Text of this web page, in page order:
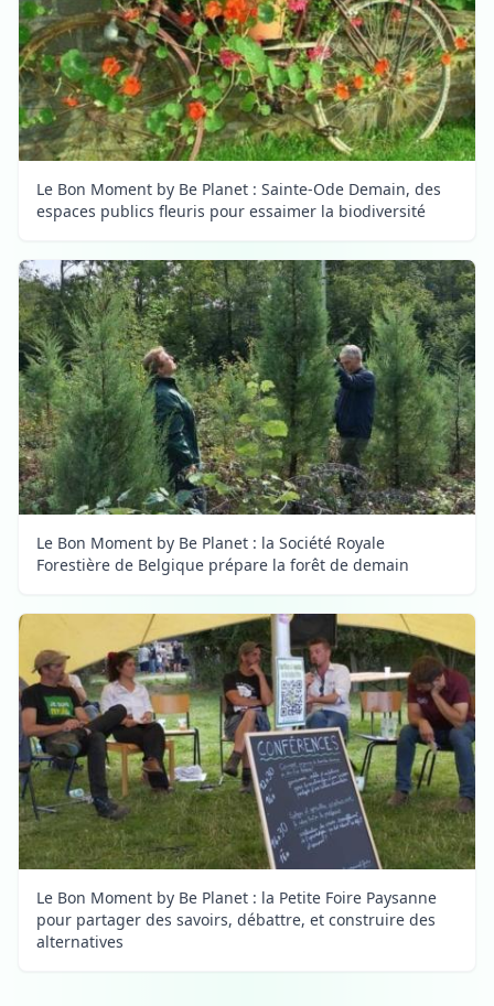
Le Bon Moment by Be Planet : Sainte-Ode Demain, des
espaces publics fleuris pour essaimer la biodiversité
Le Bon Moment by Be Planet : la Société Royale
Forestière de Belgique prépare la forêt de demain
Le Bon Moment by Be Planet : la Petite Foire Paysanne
pour partager des savoirs, débattre, et construire des
alternatives